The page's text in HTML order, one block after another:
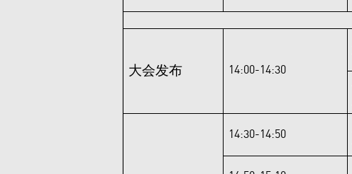
大会发布 14:00-14:30
14:30-14:50